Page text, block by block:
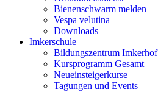
Bienenschwarm melden
Vespa velutina
Downloads
Imkerschule
Bildungszentrum Imkerhof
Kursprogramm Gesamt
Neueinsteigerkurse
Tagungen und Events